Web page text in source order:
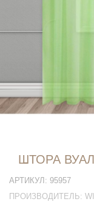
ШТОРА
АРТИКУЛ: 95957
ПРОИЗВОДИТЕЛЬ: